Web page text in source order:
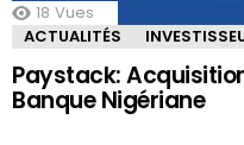
18 Vues
ACTUALITÉS
Paystack:
Banque Nigériane